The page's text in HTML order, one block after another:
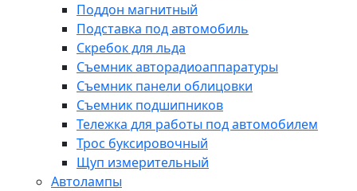
Поддон магнитный
Подставка под автомобиль
Скребок для льда
Съемник авторадиоаппаратуры
Съемник панели облицовки
Съемник подшипников
Тележка для работы под автомобилем
Трос буксировочный
Щуп измерительный
Автолампы